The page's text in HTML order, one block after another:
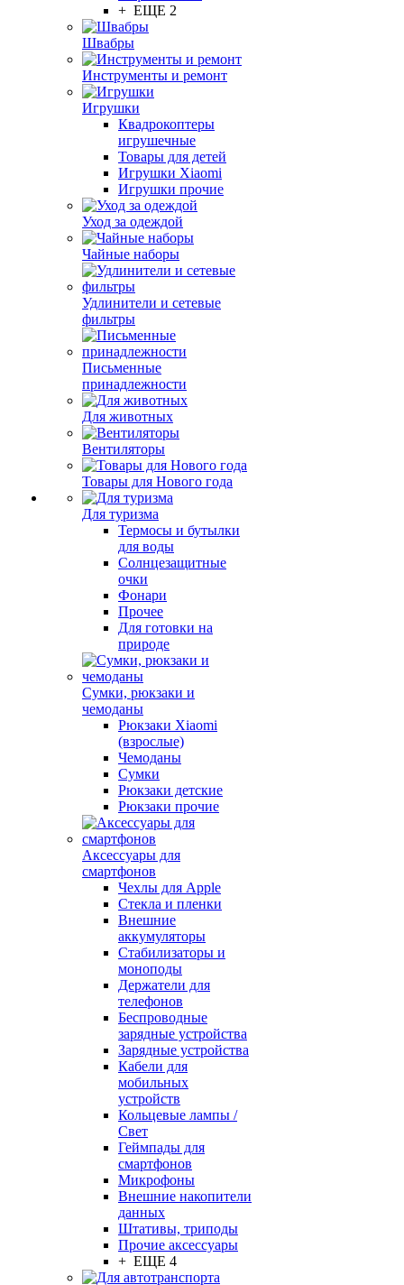
+ ЕЩЕ 2
Швабры
Инструменты и ремонт
Игрушки
Квадрокоптеры
игрушечные
Товары для детей
Игрушки Xiaomi
Игрушки прочие
Уход за одеждой
Чайные наборы
Удлинители и сетевые
фильтры
Письменные
принадлежности
Для животных
Вентиляторы
Товары для Нового года
Для туризма
Термосы и бутылки
для воды
Солнцезащитные
очки
Фонари
Прочее
Для готовки на
природе
Сумки, рюкзаки и
чемоданы
Рюкзаки Xiaomi
(взрослые)
Чемоданы
Сумки
Рюкзаки детские
Рюкзаки прочие
Аксессуары для
смартфонов
Чехлы для Apple
Стекла и пленки
Внешние
аккумуляторы
Стабилизаторы и
моноподы
Держатели для
телефонов
Беспроводные
зарядные устройства
Зарядные устройства
Кабели для
мобильных
устройств
Кольцевые лампы /
Свет
Геймпады для
смартфонов
Микрофоны
Внешние накопители
данных
Штативы, триподы
Прочие аксессуары
+ ЕЩЕ 4